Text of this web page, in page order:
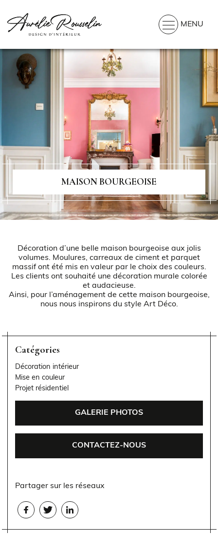
MENU
MAISON BOURGEOISE
Décoration d’une belle maison bourgeoise aux jolis
volumes. Moulures, carreaux de ciment et parquet
massif ont été mis en valeur par le choix des couleurs.
Les clients ont souhaité une décoration murale colorée
et audacieuse.
Ainsi, pour l’aménagement de cette maison bourgeoise,
nous nous inspirons du style Art Déco.
Catégories
Décoration intérieur
Mise en couleur
Projet résidentiel
GALERIE PHOTOS
CONTACTEZ-NOUS
Partager sur les réseaux